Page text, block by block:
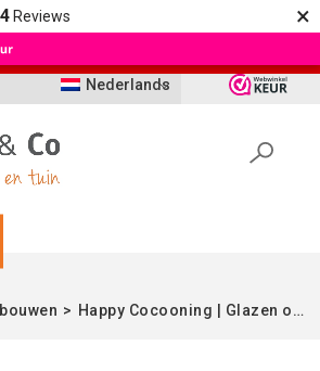
Reviews ×
Nederlands
> Happy Cocooning | Glazen ombouw 58 cm Ø
worden bestellingen
geleverd i.v.m. vakantie